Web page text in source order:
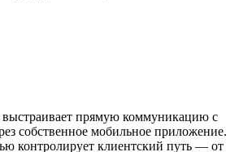
выстраивает прямую коммуникацию с
собственное мобильное приложение.
контролирует клиентский путь — от